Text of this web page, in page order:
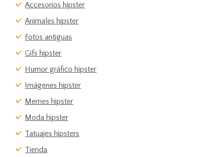
Accesorios hipster
Animales hipster
Fotos antiguas
Gifs hipster
Humor gráfico hipster
Imágenes hipster
Memes hipster
Moda hipster
Tatuajes hipsters
Tienda